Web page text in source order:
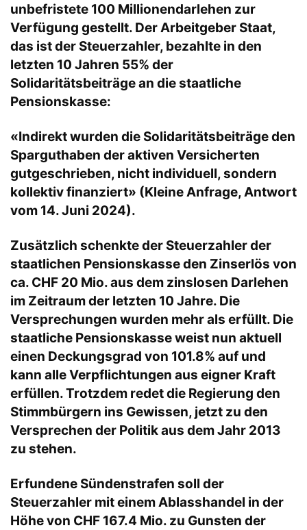
unbefristete 100 Millionendarlehen zur
Verfügung gestellt. Der Arbeitgeber Staat,
das ist der Steuerzahler, bezahlte in den
letzten 10 Jahren 55% der
Solidaritätsbeiträge an die staatliche
Pensionskasse:
«Indirekt wurden die Solidaritätsbeiträge den
Sparguthaben der aktiven Versicherten
gutgeschrieben, nicht individuell, sondern
kollektiv finanziert» (Kleine Anfrage, Antwort
vom 14. Juni 2024).
Zusätzlich schenkte der Steuerzahler der
staatlichen Pensionskasse den Zinserlös von
ca. CHF 20 Mio. aus dem zinslosen Darlehen
im Zeitraum der letzten 10 Jahre. Die
Versprechungen wurden mehr als erfüllt. Die
staatliche Pensionskasse weist nun aktuell
einen Deckungsgrad von 101.8% auf und
kann alle Verpflichtungen aus eigner Kraft
erfüllen. Trotzdem redet die Regierung den
Stimmbürgern ins Gewissen, jetzt zu den
Versprechen der Politik aus dem Jahr 2013
zu stehen.
Erfundene Sündenstrafen soll der
Steuerzahler mit einem Ablasshandel in der
Höhe von CHF 167.4 Mio. zu Gunsten der